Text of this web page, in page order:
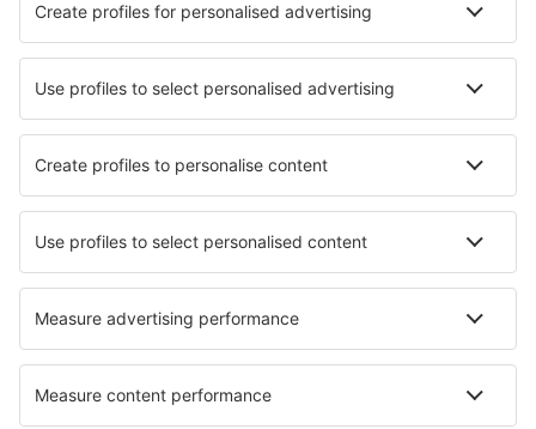
Cele mai bune hoteluri - orașe
Hoteluri în Entraigues-sur-la-Sorgue
Hoteluri în Rairiz De Veiga Hoteluri în Kluisbergen
Hoteluri în Almerimar Hoteluri în Banne
Hoteluri în Columbia Hoteluri în Bentonville
Cele mai bune hoteluri - regiuni